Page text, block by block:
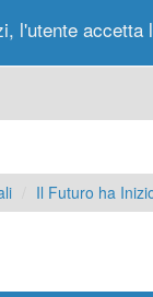
Nuovi
Il Futuro ha
l'utente accetta